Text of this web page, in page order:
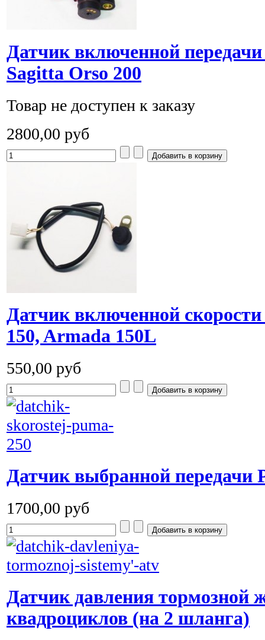
Датчик включенной передачи
Sagitta Orso 200
Товар не доступен к заказу
2800,00 руб
Датчик включенной
150, Armada 150L
550,00 руб
Датчик выбранной передачи
1700,00 руб
Датчик давления тормозной
квадроциклов (на 2 шланга)